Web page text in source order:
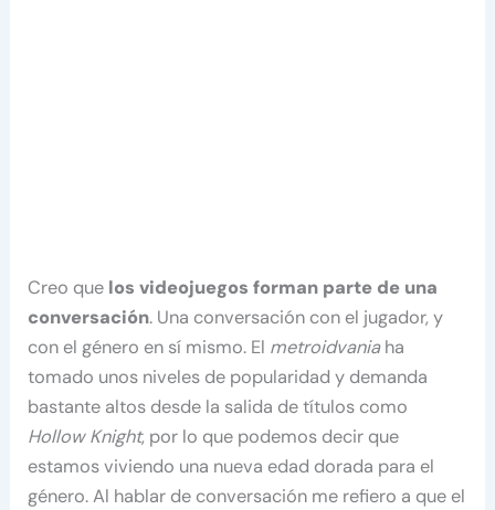
Creo que los videojuegos forman parte de una
conversación. Una conversación con el jugador, y
con el género en sí mismo. El metroidvaniaha
tomado unos niveles de popularidad y demanda
bastante altos desde la salida de títulos como
Hollow Knight, por lo que podemos decir que
estamos viviendo una nueva edad dorada para el
género. Al hablar de conversación me refiero a que el